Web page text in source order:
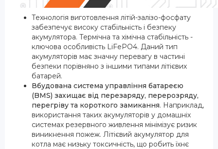
Технологія виготовлення літій-залізо-фосфату
забезпечує високу стабільність і безпеку
акумулятора. Термічна та хімічна стабільність -
ключова особливість LiFePO4. Даний тип
акумуляторів має значну перевагу в частині
безпеки порівняно з іншими типами літієвих
батарей.
Вбудована система управління батареєю
(BMS) захищає від перезаряду, перерозряду,
перегріву та короткого замикання. Наприклад,
використання таких акумуляторів у домашніх
системах резервного живлення мінімізує ризик
виникнення пожеж. Літієвий акумулятор для
котла має низьку токсичність, що робить їхнє